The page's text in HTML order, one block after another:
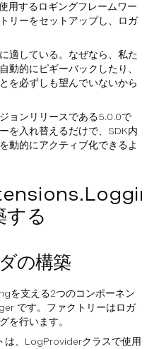
用するロギングフレームワー
リーをセットアップし、ロガ
適している。なぜなら、私た
動的にピギーバックしたり、
を必ずしも望んでいないから
ョンリリースである5.0.0で
を入れ替えるだけで、SDK内
動的にアクティブ化できるよ
する
の構築
を支える2つのコンポーネン
です。ファクトリーはロガ
を行います。
は、LogProviderクラスで使用